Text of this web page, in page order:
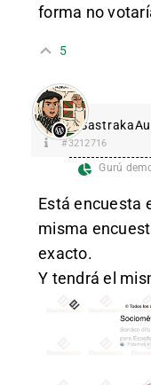
forma no
5
#3212716
Gurú
Está encuesta
misma
exacto.
Y tendrá el